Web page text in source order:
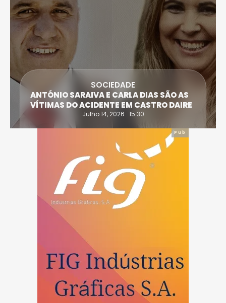
SOCIEDADE
ANTÓNIO SARAIVA E CARLA DIAS SÃO AS
VÍTIMAS DO ACIDENTE EM CASTRO DAIRE
Julho 14, 2026 . 15:30
Pub